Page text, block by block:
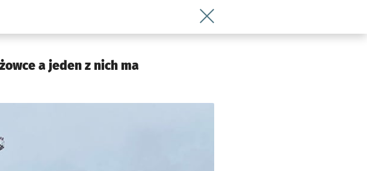
miasta Wrocławia
Wróć do artykułu Przy Fabrycznej
a jeden z nich ma